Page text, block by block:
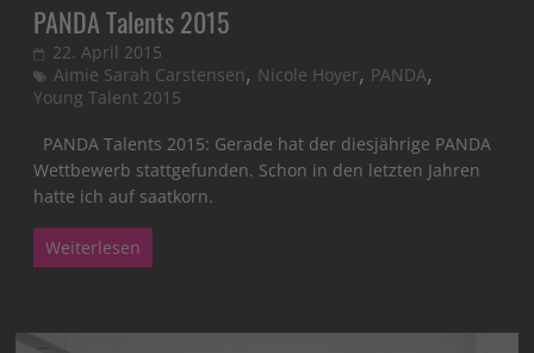
PANDA Talents 2015
22. April 2015
Aimie Sarah Carstensen, Nicole Hoyer, PANDA,
Young Talent 2015
PANDA Talents 2015: Gerade hat der diesjährige PANDA
Wettbewerb stattgefunden. Schon in den letzten Jahren
hatte ich auf saatkorn.
Weiterlesen